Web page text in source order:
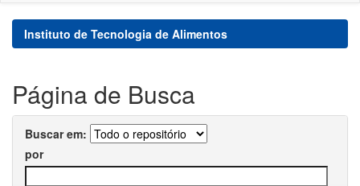
Instituto de Tecnologia de Alimentos
Página de Busca
Buscar em:
por